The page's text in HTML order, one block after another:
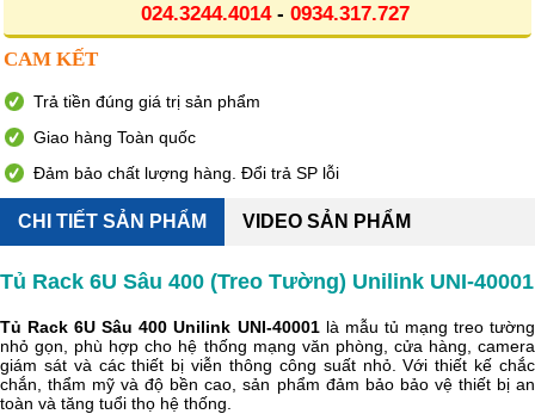
024.3244.4014- 0934.317.727
CAM KẾT
Trả tiền đúng giá trị sản phẩm
Giao hàng Toàn quốc
Đảm bảo chất lượng hàng. Đổi trả SP lỗi
CHI TIẾT SẢN PHẨM VIDEO SẢN PHẨM
Tủ Rack 6U Sâu 400 (Treo Tường) Unilink UNI-40001
Tủ Rack 6U Sâu 400 Unilink UNI-40001là mẫu tủ mạng treo tường
nhỏ gọn, phù hợp cho hệ thống mạng văn phòng, cửa hàng, camera
giám sát và các thiết bị viễn thông công suất nhỏ. Với thiết kế chắc
chắn, thẩm mỹ và độ bền cao, sản phẩm đảm bảo bảo vệ thiết bị an
toàn và tăng tuổi thọ hệ thống.